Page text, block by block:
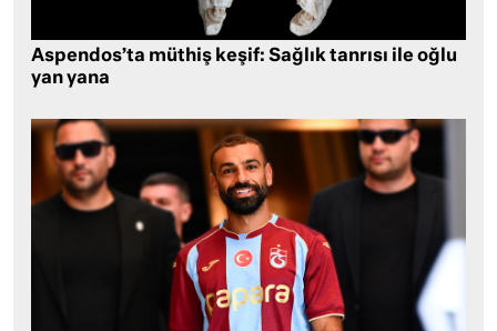
Aspendos’ta müthiş keşif: Sağlık tanrısı ile oğlu
yan yana